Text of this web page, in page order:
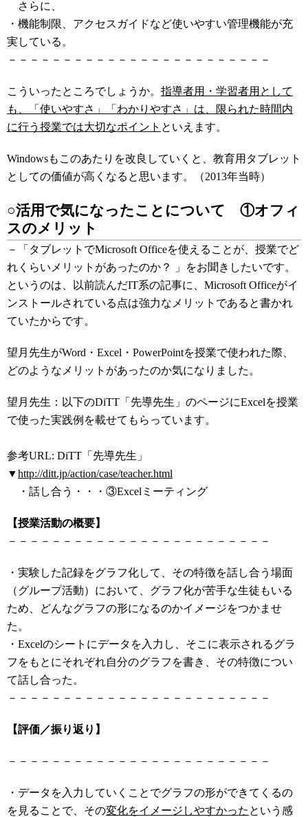
さらに、
・機能制限、アクセスガイドなど使いやすい管理機能が充
実している。
－－－－－－－－－－－－－－－－－－－－－－－－
こういったところでしょうか。 指導者用・学習者用として
も、「使いやすさ」「わかりやすさ」は、限られた時間内
に行う授業では大切なポイント といえます。
Windowsもこのあたりを改良していくと、教育用タブレット
としての価値が高くなると思います。（2013年当時）
○活用で気になったことについて ①オフィ
スのメリット
－「タブレットでMicrosoft Officeを使えることが、授業でど
れくらいメリットがあったのか？ 」をお聞きしたいです。
というのは、以前読んだIT系の記事に、Microsoft Officeがイ
ンストールされている点は強力なメリットであると書かれ
ていたからです。
望月先生がWord・Excel・PowerPointを授業で使われた際、
どのようなメリットがあったのか気になりました。
望月先生：以下のDiTT「先導先生」のページにExcelを授業
で使った実践例を載せてもらっています。
参考URL: DiTT「先導先生」
▼http://ditt.jp/action/case/teacher.html
・話し合う・・・③Excelミーティング
【授業活動の概要】
－－－－－－－－－－－－－－－－－－－－－－－－
・実験した記録をグラフ化して、その特徴を話し合う場面
（グループ活動）において、グラフ化が苦手な生徒もいる
ため、どんなグラフの形になるのかイメージをつかませ
た。
・Excelのシートにデータを入力し、そこに表示されるグラ
フをもとにそれぞれ自分のグラフを書き、その特徴につい
て話し合った。
－－－－－－－－－－－－－－－－－－－－－－－－
【評価／振り返り】
－－－－－－－－－－－－－－－－－－－－－－－－
・データを入力していくことでグラフの形ができてくるの
を見ることで、その変化をイメージしやすかった という感